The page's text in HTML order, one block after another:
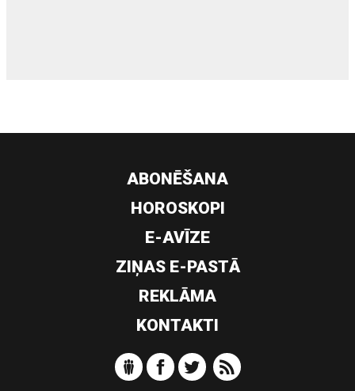
ABONĒŠANA
HOROSKOPI
E-AVĪZE
ZIŅAS E-PASTĀ
REKLĀMA
KONTAKTI